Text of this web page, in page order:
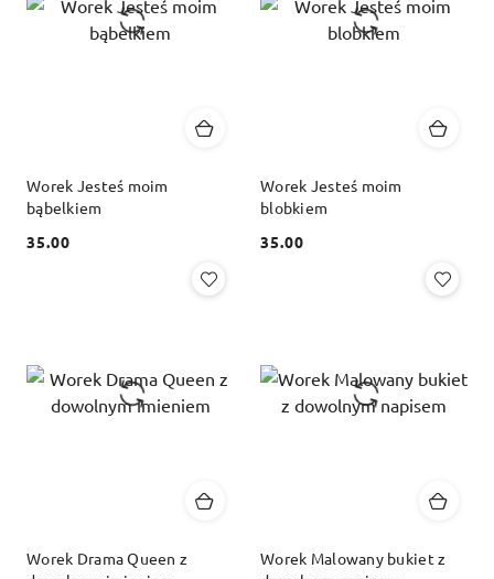
Worek Jesteś moim
bąbelkiem
Cena:
35.00
Worek Jesteś moim
blobkiem
Cena:
35.00
Worek Drama Queen z
Worek Malowany bukiet z